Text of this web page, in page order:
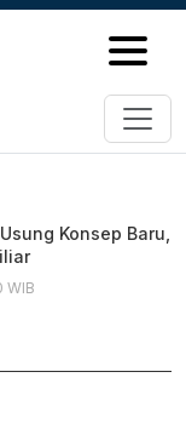
Konsep Baru,
WIB